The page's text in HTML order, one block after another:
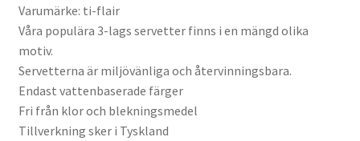
Varumärke: ti-flair
Våra populära 3-lags servetter finns i en mängd olika
motiv.
Servetterna är miljövänliga och återvinningsbara.
Endast vattenbaserade färger
Fri från klor och blekningsmedel
Tillverkning sker i Tyskland